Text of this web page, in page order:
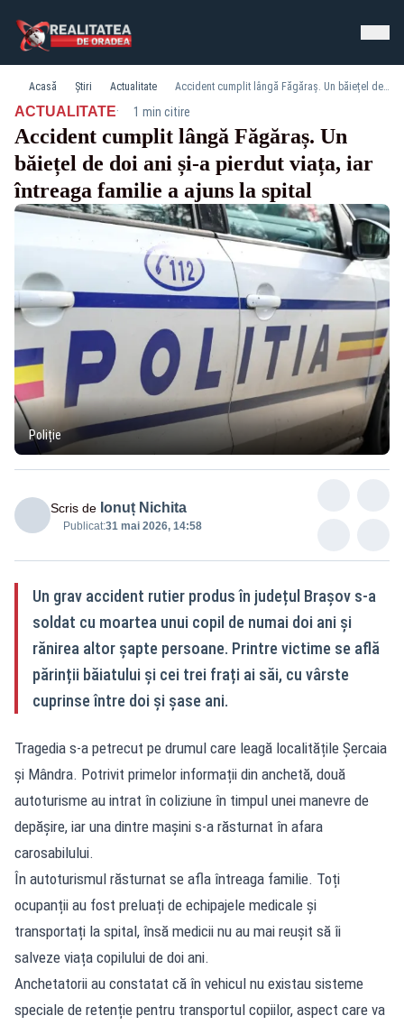
Acasă Știri Actualitate Accident cumplit lângă Făgăraș. Un băiețel de doi ani și-a pierdut viața, iar întreaga familie a ajuns la spital
ACTUALITATE· 1 min citire
Accident cumplit lângă Făgăraș. Un
băiețel de doi ani și-a pierdut viața, iar
întreaga familie a ajuns la spital
Poliție
Scris de Ionuț Nichita
Publicat:31 mai 2026, 14:58
Un grav accident rutier produs în județul Brașov s-a
soldat cu moartea unui copil de numai doi ani și
rănirea altor șapte persoane. Printre victime se află
părinții băiatului și cei trei frați ai săi, cu vârste
cuprinse între doi și șase ani.
Tragedia s-a petrecut pe drumul care leagă localitățile Șercaia
și Mândra. Potrivit primelor informații din anchetă, două
autoturisme au intrat în coliziune în timpul unei manevre de
depășire, iar una dintre mașini s-a răsturnat în afara
carosabilului.
În autoturismul răsturnat se afla întreaga familie. Toți
ocupanții au fost preluați de echipajele medicale și
transportați la spital, însă medicii nu au mai reușit să îi
salveze viața copilului de doi ani.
Anchetatorii au constatat că în vehicul nu existau sisteme
speciale de retenție pentru transportul copiilor, aspect care va